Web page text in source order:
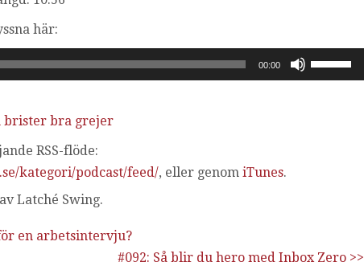
här:
00:00
Använd
upp/ner-
brister bra grejer
RSS-flöde:
kategori/podcast/feed/, eller genom iTunes.
av Latché Swing.
en arbetsintervju?
#092: Så blir du hero med Inbox Zero >>